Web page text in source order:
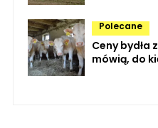
Polecane
Ceny bydła
mówią, do